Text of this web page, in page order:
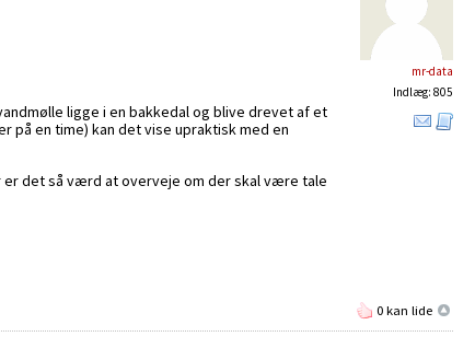
mr-data
Indlæg: 805
ligge i en bakkedal og blive drevet af et
på en time) kan det vise upraktisk med en
er det så værd at overveje om der skal være tale
0 kan lide